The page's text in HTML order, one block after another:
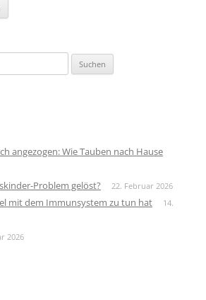
angezogen: Wie Tauben nach Hause
Problem gelöst? 22. Februar 2026
mit dem Immunsystem zu tun hat
14.
2026